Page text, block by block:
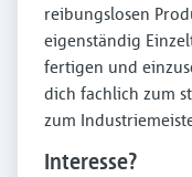
reibungslosen
eigenständig
fertigen und
dich fachlich zum
zum
Interesse?